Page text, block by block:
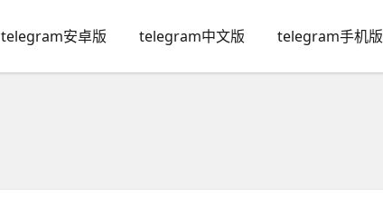
telegram安卓版 telegram中文版 telegram手机版